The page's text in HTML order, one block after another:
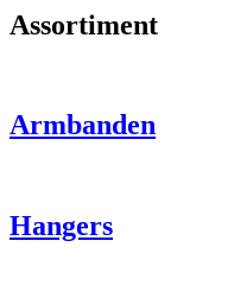
Assortiment
Armbanden
Hangers